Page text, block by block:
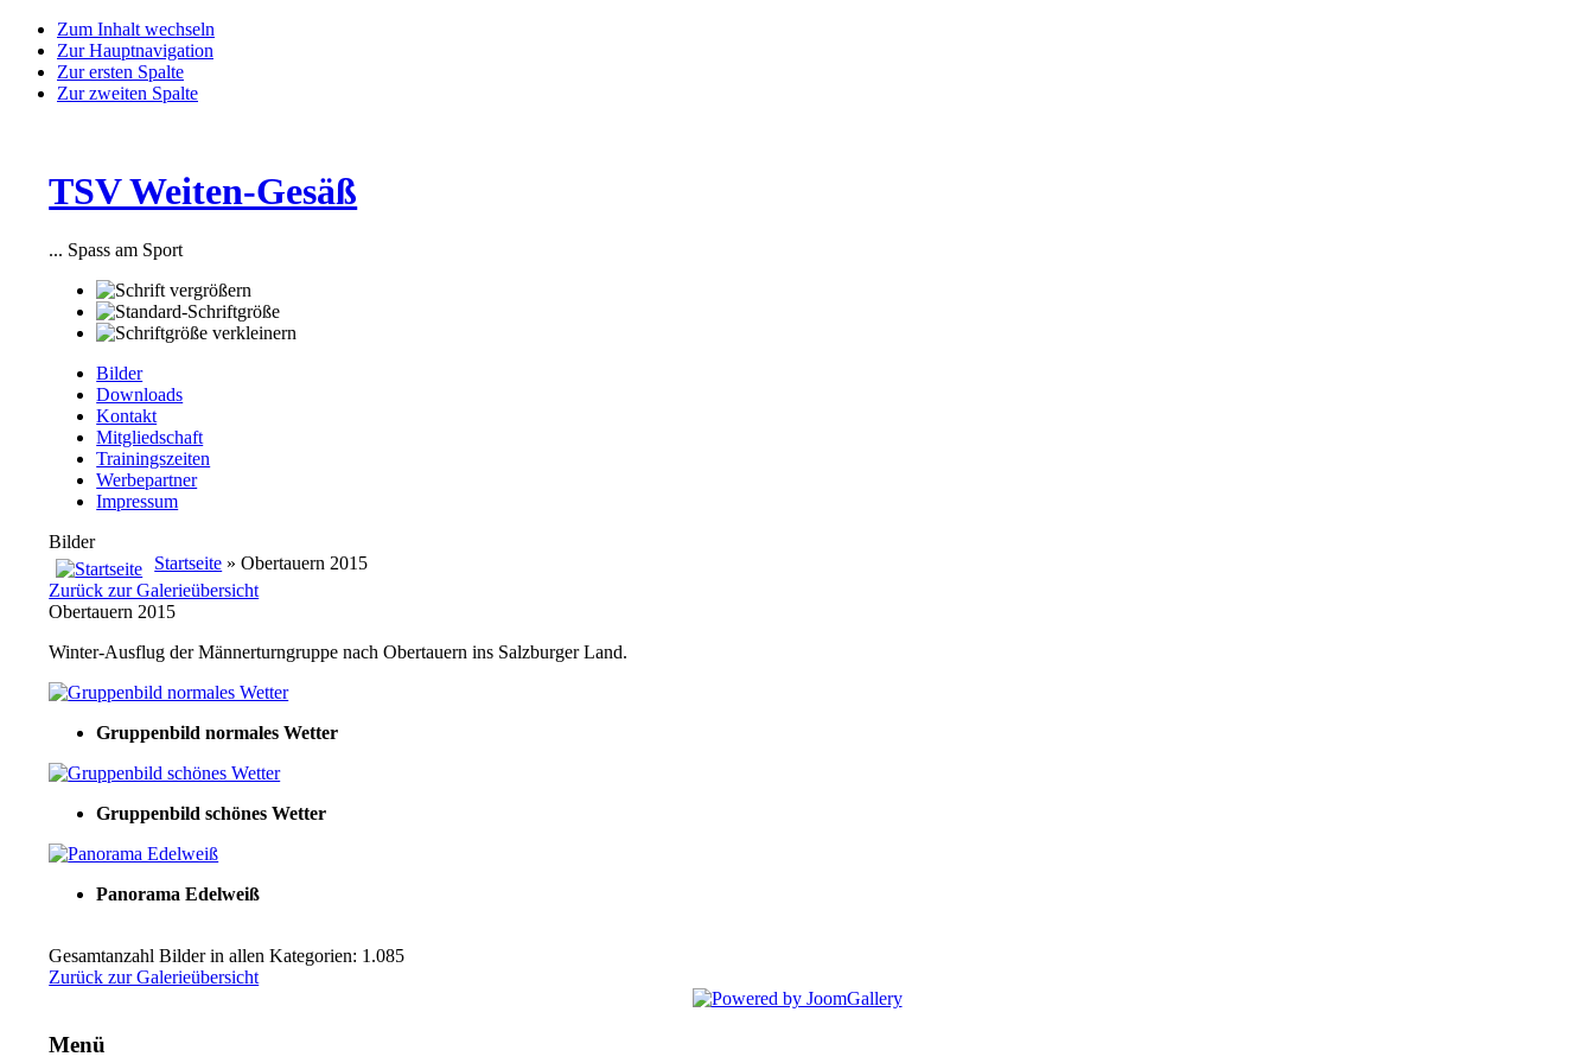
Zum Inhalt wechseln
Zur Hauptnavigation
Zur ersten Spalte
Zur zweiten Spalte
TSV Weiten-Gesäß
... Spass am Sport
Bilder
Downloads
Kontakt
Mitgliedschaft
Trainingszeiten
Werbepartner
Impressum
Bilder
Startseite » Obertauern 2015
Zurück zur Galerieübersicht
Obertauern 2015
Winter-Ausflug der Männerturngruppe nach Obertauern ins Salzburger Land.
Gruppenbild normales Wetter
Gruppenbild schönes Wetter
Panorama Edelweiß
Gesamtanzahl Bilder in allen Kategorien: 1.085
Zurück zur Galerieübersicht
Menü